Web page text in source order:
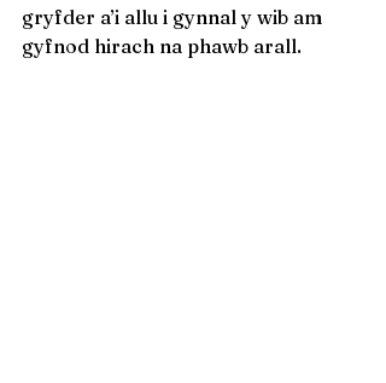
gryfder a’i allu i gynnal y wib am
gyfnod hirach na phawb arall.